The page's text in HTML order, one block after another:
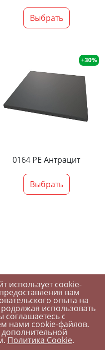
Выбрать
+30%
0164 PE Антрацит
Выбрать
использует cookie-
вам
опыта на
использовать
соглашаетесь с
нами cookie-файлов.
Политика Cookie.